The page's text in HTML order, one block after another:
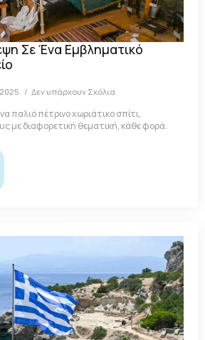
Σε Ένα Εμβληματικό
Δεν υπάρχουν Σχόλια
παλιό πέτρινο χωριάτικο σπίτι,
με διαφορετική θεματική, κάθε φορά.